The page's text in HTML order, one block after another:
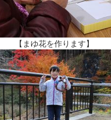
【まゆ花を作ります】